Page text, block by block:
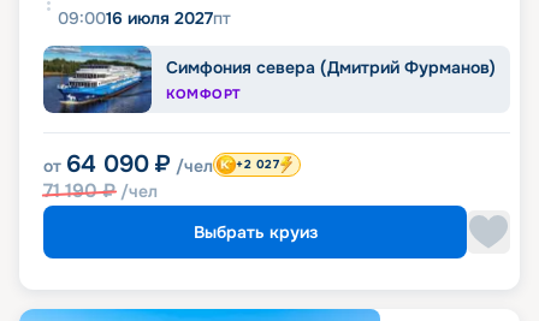
09:0016 июля 2027пт
Симфония севера (Дмитрий Фурманов)
КОМФОРТ
от 64 090 ₽ /чел
71 190₽ /чел
+2 027
Выбрать круиз